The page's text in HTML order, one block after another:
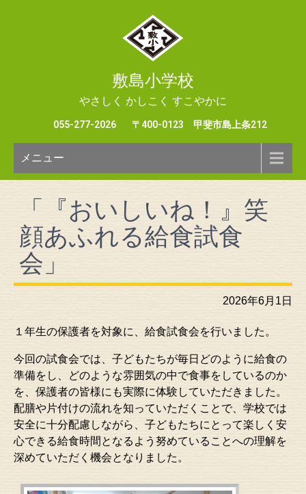
敷島小学校
やさしく かしこく すこやかに
055-277-2026 〒400-0123 甲斐市島上条212
メニュー
「『おいしいね！』笑
顔あふれる給食試食
会」
2026年6月1日
１年生の保護者を対象に、給食試食会を行いました。
今回の試食会では、子どもたちが毎日どのように給食の
準備をし、どのような雰囲気の中で食事をしているのか
を、保護者の皆様にも実際に体験していただきました。
配膳や片付けの流れを知っていただくことで、学校では
安全に十分配慮しながら、子どもたちにとって楽しく安
心できる給食時間となるよう努めていることへの理解を
深めていただく機会となりました。